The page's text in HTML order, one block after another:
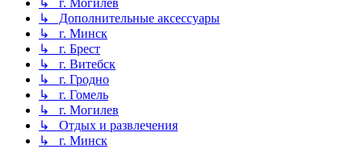
↳ г. Могилев
↳ Дополнительные аксессуары
↳ г. Минск
↳ г. Брест
↳ г. Витебск
↳ г. Гродно
↳ г. Гомель
↳ г. Могилев
↳ Отдых и развлечения
↳ г. Минск